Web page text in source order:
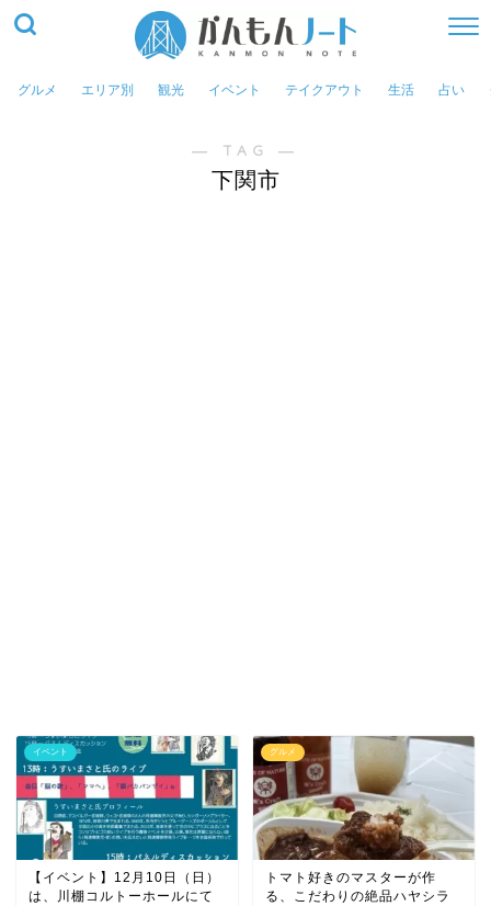
グルメ エリア別 観光 イベント テイクアウト 生活 占い
― TAG ―
下関市
イベント
【イベント】12月10日（日）
は、川棚コルトーホールにて
グルメ
トマト好きのマスターが作
る、こだわりの絶品ハヤシラ